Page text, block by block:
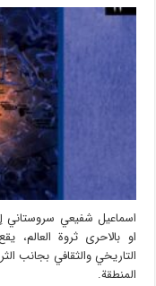
اسماعيل شفيعي سروستاني
او بالاحرى ثروة
التاريخي والثقافي بجانب
المنطقة.